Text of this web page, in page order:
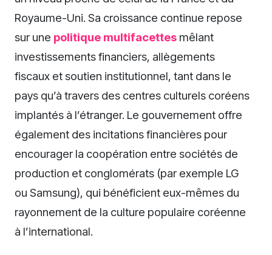
Royaume-Uni. Sa croissance continue repose
sur une politique multifacettes mêlant
investissements financiers, allègements
fiscaux et soutien institutionnel, tant dans le
pays qu’à travers des centres culturels coréens
implantés à l’étranger. Le gouvernement offre
également des incitations financières pour
encourager la coopération entre sociétés de
production et conglomérats (par exemple LG
ou Samsung), qui bénéficient eux-mêmes du
rayonnement de la culture populaire coréenne
à l’international.